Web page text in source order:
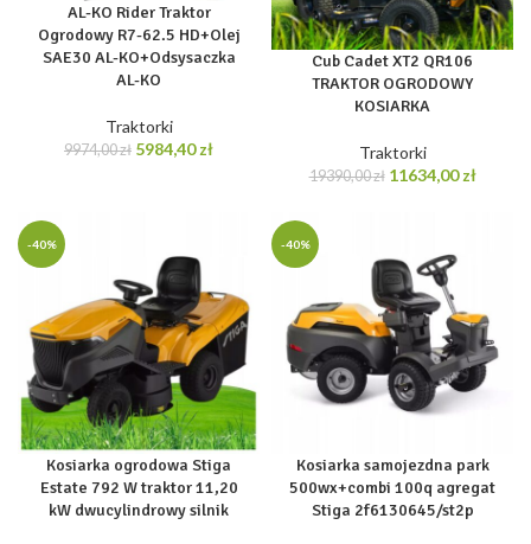
AL-KO Rider Traktor
Ogrodowy R7-62.5 HD+Olej
SAE30 AL-KO+Odsysaczka
AL-KO
Traktorki
9974,00zł Pierwotna
5984,40złAktualna
Cub Cadet XT2 QR106
TRAKTOR OGRODOWY
KOSIARKA
Traktorki
19390,00zł Pierwotna
11634,00zł
-40%
Kosiarka ogrodowa Stiga
Estate 792 W traktor 11,20
kW dwucylindrowy silnik
-40%
Kosiarka samojezdna park
500wx+combi 100q agregat
Stiga 2f6130645/st2p